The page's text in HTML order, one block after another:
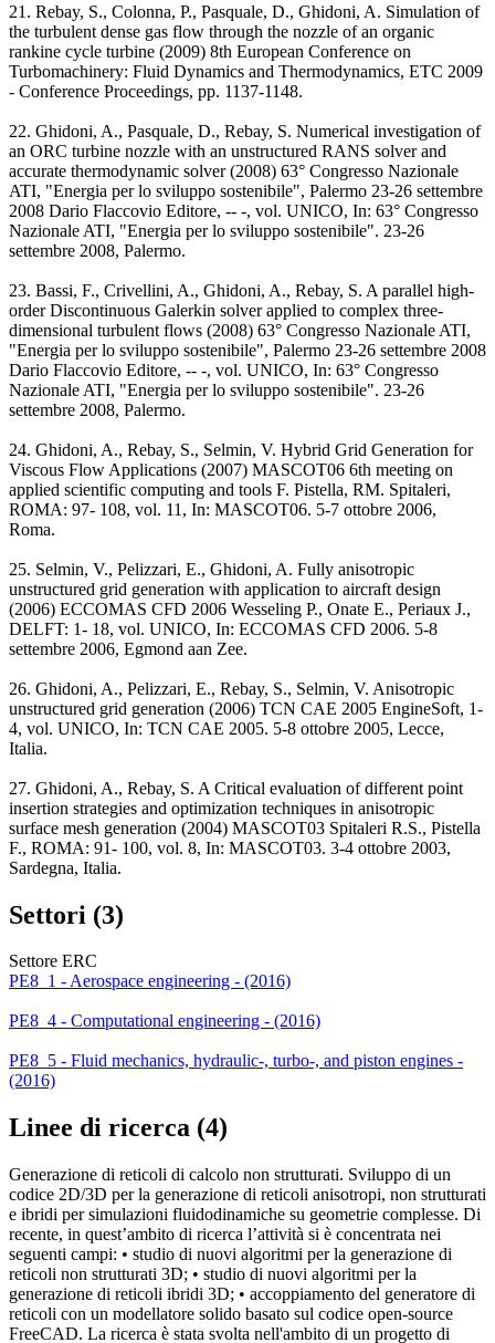
21. Rebay, S., Colonna, P., Pasquale, D., Ghidoni, A. Simulation of
the turbulent dense gas flow through the nozzle of an organic
rankine cycle turbine (2009) 8th European Conference on
Turbomachinery: Fluid Dynamics and Thermodynamics, ETC 2009
- Conference Proceedings, pp. 1137-1148.
22. Ghidoni, A., Pasquale, D., Rebay, S. Numerical investigation of
an ORC turbine nozzle with an unstructured RANS solver and
accurate thermodynamic solver (2008) 63° Congresso Nazionale
ATI, "Energia per lo sviluppo sostenibile", Palermo 23-26 settembre
2008 Dario Flaccovio Editore, -- -, vol. UNICO, In: 63° Congresso
Nazionale ATI, "Energia per lo sviluppo sostenibile". 23-26
settembre 2008, Palermo.
23. Bassi, F., Crivellini, A., Ghidoni, A., Rebay, S. A parallel high-
order Discontinuous Galerkin solver applied to complex three-
dimensional turbulent flows (2008) 63° Congresso Nazionale ATI,
"Energia per lo sviluppo sostenibile", Palermo 23-26 settembre 2008
Dario Flaccovio Editore, -- -, vol. UNICO, In: 63° Congresso
Nazionale ATI, "Energia per lo sviluppo sostenibile". 23-26
settembre 2008, Palermo.
24. Ghidoni, A., Rebay, S., Selmin, V. Hybrid Grid Generation for
Viscous Flow Applications (2007) MASCOT06 6th meeting on
applied scientific computing and tools F. Pistella, RM. Spitaleri,
ROMA: 97- 108, vol. 11, In: MASCOT06. 5-7 ottobre 2006,
Roma.
25. Selmin, V., Pelizzari, E., Ghidoni, A. Fully anisotropic
unstructured grid generation with application to aircraft design
(2006) ECCOMAS CFD 2006 Wesseling P., Onate E., Periaux J.,
DELFT: 1- 18, vol. UNICO, In: ECCOMAS CFD 2006. 5-8
settembre 2006, Egmond aan Zee.
26. Ghidoni, A., Pelizzari, E., Rebay, S., Selmin, V. Anisotropic
unstructured grid generation (2006) TCN CAE 2005 EngineSoft, 1-
4, vol. UNICO, In: TCN CAE 2005. 5-8 ottobre 2005, Lecce,
Italia.
27. Ghidoni, A., Rebay, S. A Critical evaluation of different point
insertion strategies and optimization techniques in anisotropic
surface mesh generation (2004) MASCOT03 Spitaleri R.S., Pistella
F., ROMA: 91- 100, vol. 8, In: MASCOT03. 3-4 ottobre 2003,
Sardegna, Italia.
Settori (3)
Settore ERC
PE8_1 - Aerospace engineering - (2016)
PE8_4 - Computational engineering - (2016)
PE8_5 - Fluid mechanics, hydraulic-, turbo-, and piston engines -
(2016)
Linee di ricerca (4)
Generazione di reticoli di calcolo non strutturati. Sviluppo di un
codice 2D/3D per la generazione di reticoli anisotropi, non strutturati
e ibridi per simulazioni fluidodinamiche su geometrie complesse. Di
recente, in quest’ambito di ricerca l’attività si è concentrata nei
seguenti campi: • studio di nuovi algoritmi per la generazione di
reticoli non strutturati 3D; • studio di nuovi algoritmi per la
generazione di reticoli ibridi 3D; • accoppiamento del generatore di
reticoli con un modellatore solido basato sul codice open-source
FreeCAD. La ricerca è stata svolta nell'ambito di un progetto di